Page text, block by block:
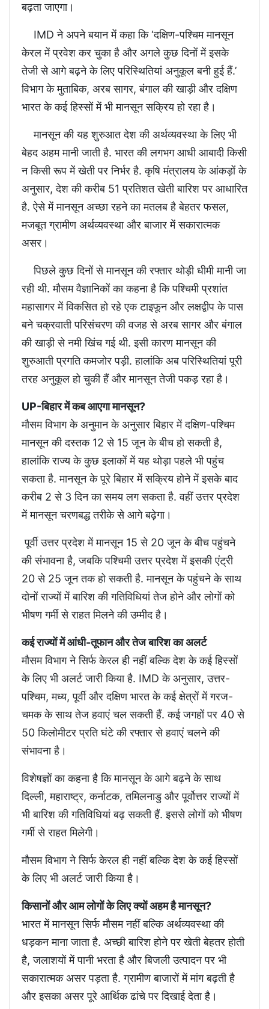
बढ़ता जाएगा।
IMD ने अपने बयान में कहा कि ‘दक्षिण-पश्चिम मानसून
केरल में प्रवेश कर चुका है और अगले कुछ दिनों में इसके
तेजी से आगे बढ़ने के लिए परिस्थितियां अनुकूल बनी हुई हैं.’
विभाग के मुताबिक, अरब सागर, बंगाल की खाड़ी और दक्षिण
भारत के कई हिस्सों में भी मानसून सक्रिय हो रहा है।
मानसून की यह शुरुआत देश की अर्थव्यवस्था के लिए भी
बेहद अहम मानी जाती है. भारत की लगभग आधी आबादी किसी
न किसी रूप में खेती पर निर्भर है. कृषि मंत्रालय के आंकड़ों के
अनुसार, देश की करीब 51 प्रतिशत खेती बारिश पर आधारित
है. ऐसे में मानसून अच्छा रहने का मतलब है बेहतर फसल,
मजबूत ग्रामीण अर्थव्यवस्था और बाजार में सकारात्मक
असर।
पिछले कुछ दिनों से मानसून की रफ्तार थोड़ी धीमी मानी जा
रही थी. मौसम वैज्ञानिकों का कहना है कि पश्चिमी प्रशांत
महासागर में विकसित हो रहे एक टाइफून और लक्षद्वीप के पास
बने चक्रवाती परिसंचरण की वजह से अरब सागर और बंगाल
की खाड़ी से नमी खिंच गई थी. इसी कारण मानसून की
शुरुआती प्रगति कमजोर पड़ी. हालांकि अब परिस्थितियां पूरी
तरह अनुकूल हो चुकी हैं और मानसून तेजी पकड़ रहा है।
UP-बिहार में कब आएगा मानसून?
मौसम विभाग के अनुमान के अनुसार बिहार में दक्षिण-पश्चिम
मानसून की दस्तक 12 से 15 जून के बीच हो सकती है,
हालांकि राज्य के कुछ इलाकों में यह थोड़ा पहले भी पहुंच
सकता है. मानसून के पूरे बिहार में सक्रिय होने में इसके बाद
करीब 2 से 3 दिन का समय लग सकता है. वहीं उत्तर प्रदेश
में मानसून चरणबद्ध तरीके से आगे बढ़ेगा।
पूर्वी उत्तर प्रदेश में मानसून 15 से 20 जून के बीच पहुंचने
की संभावना है, जबकि पश्चिमी उत्तर प्रदेश में इसकी एंट्री
20 से 25 जून तक हो सकती है. मानसून के पहुंचने के साथ
दोनों राज्यों में बारिश की गतिविधियां तेज होने और लोगों को
भीषण गर्मी से राहत मिलने की उम्मीद है।
कई राज्यों में आंधी-तूफान और तेज बारिश का अलर्ट
मौसम विभाग ने सिर्फ केरल ही नहीं बल्कि देश के कई हिस्सों
के लिए भी अलर्ट जारी किया है. IMD के अनुसार, उत्तर-
पश्चिम, मध्य, पूर्वी और दक्षिण भारत के कई क्षेत्रों में गरज-
चमक के साथ तेज हवाएं चल सकती हैं. कई जगहों पर 40 से
50 किलोमीटर प्रति घंटे की रफ्तार से हवाएं चलने की
संभावना है।
विशेषज्ञों का कहना है कि मानसून के आगे बढ़ने के साथ
दिल्ली, महाराष्ट्र, कर्नाटक, तमिलनाडु और पूर्वोत्तर राज्यों में
भी बारिश की गतिविधियां बढ़ सकती हैं. इससे लोगों को भीषण
गर्मी से राहत मिलेगी।
मौसम विभाग ने सिर्फ केरल ही नहीं बल्कि देश के कई हिस्सों
के लिए भी अलर्ट जारी किया है।
किसानों और आम लोगों के लिए क्यों अहम है मानसून?
भारत में मानसून सिर्फ मौसम नहीं बल्कि अर्थव्यवस्था की
धड़कन माना जाता है. अच्छी बारिश होने पर खेती बेहतर होती
है, जलाशयों में पानी भरता है और बिजली उत्पादन पर भी
सकारात्मक असर पड़ता है. ग्रामीण बाजारों में मांग बढ़ती है
और इसका असर पूरे आर्थिक ढांचे पर दिखाई देता है।